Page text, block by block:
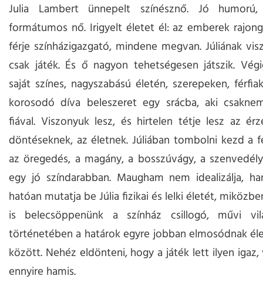
Julia Lambert ünnepelt színésznő. Jó humorú,
formátumos nő. Irigyelt életet él: az emberek
férje színházigazgató, mindene megvan. Júliának
csak játék. És ő nagyon tehetségesen játszik.
saját színes, nagyszabású életén, szerepeken,
korosodó díva beleszeret egy srácba, aki
fiával. Viszonyuk lesz, és hirtelen tétje lesz az
döntéseknek, az életnek. Júliában tombolni kezd a
az öregedés, a magány, a bosszúvágy, a
egy jó színdarabban. Maugham nem idealizálja,
hatóan mutatja be Júlia fizikai és lelki életét,
is belecsöppenünk a színház csillogó, művi
történetében a határok egyre jobban elmosódnak
között. Nehéz eldönteni, hogy a játék lett ilyen
ennyire hamis.